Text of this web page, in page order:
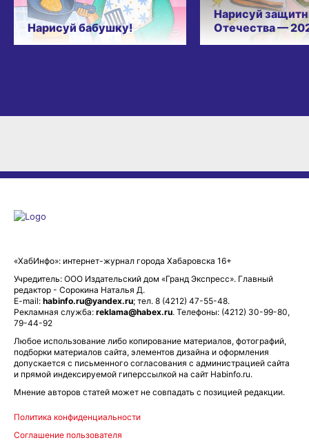
Нарисуй бабушку!
Нарисуй
Отечества —
«ХабИнфо»: интернет-журнал города Хабаровска 16+
Учредитель: ООО Издательский дом «Гранд Экспресс». Главный
редактор - Сорокина Наталья Д.
E-mail: habinfo.ru@yandex.ru; тел. 8 (4212) 47-55-48.
Рекламная служба: reklama@habex.ru. Телефоны: (4212) 30-99-80,
79-44-92
Любое использование либо копирование материалов, фотографий,
подборки материалов сайта, элементов дизайна и оформления
допускается с письменного согласования с администрацией сайта
и прямой индексируемой гиперссылкой на сайт Habinfo.ru.
Мнение авторов статей может не совпадать с позицией редакции.
Политика конфиденциальности
Соглашение пользователя